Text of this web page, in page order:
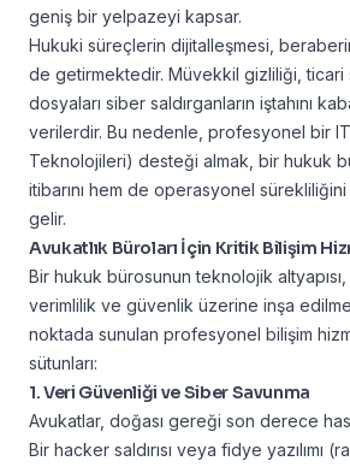
geniş bir yelpazeyi kapsar.
Hukuki süreçlerin dijitalleşmesi,
de getirmektedir. Müvekkil gizliliği, ticari
dosyaları siber saldırganların iştahını
verilerdir. Bu nedenle, profesyonel bir IT
Teknolojileri) desteği almak, bir hukuk
itibarını hem de operasyonel sürekliliğini
gelir.
Avukatlık Büroları İçin Kritik Bilişim
Bir hukuk bürosunun teknolojik
verimlilik ve güvenlik üzerine inşa
noktada sunulan profesyonel bilişim
sütunları:
1. Veri Güvenliği ve Siber Savunma
Avukatlar, doğası gereği son derece
Bir hacker saldırısı veya fidye yazılımı